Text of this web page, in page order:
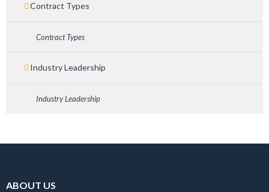
Contract Types
Contract Types
Industry Leadership
Industry Leadership
ABOUT US